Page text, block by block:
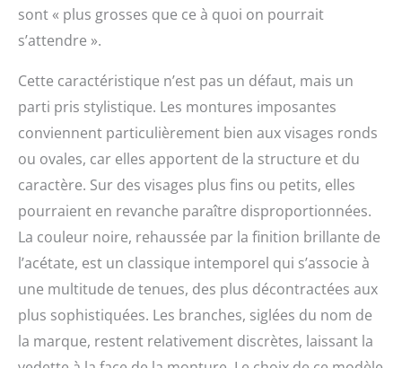
sont « plus grosses que ce à quoi on pourrait
s’attendre ».
Cette caractéristique n’est pas un défaut, mais un
parti pris stylistique. Les montures imposantes
conviennent particulièrement bien aux visages ronds
ou ovales, car elles apportent de la structure et du
caractère. Sur des visages plus fins ou petits, elles
pourraient en revanche paraître disproportionnées.
La couleur noire, rehaussée par la finition brillante de
l’acétate, est un classique intemporel qui s’associe à
une multitude de tenues, des plus décontractées aux
plus sophistiquées. Les branches, siglées du nom de
la marque, restent relativement discrètes, laissant la